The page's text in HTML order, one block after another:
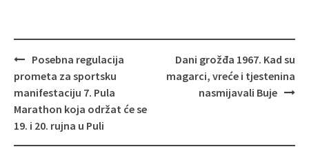
Navigacija
objava
Posebna regulacija
prometa za sportsku
manifestaciju 7. Pula
Marathon koja održat će se
19. i 20. rujna u Puli
Dani grožđa 1967. Kad su
magarci, vreće i tjestenina
nasmijavali Buje